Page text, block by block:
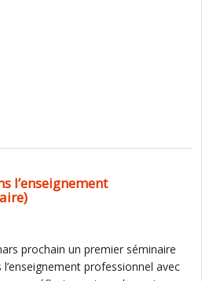
l’enseignement
prochain un premier séminaire
professionnel avec